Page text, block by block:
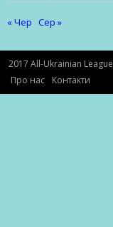
« Чер Сер »
2017 All-Ukrainian League
Про нас
Контакти